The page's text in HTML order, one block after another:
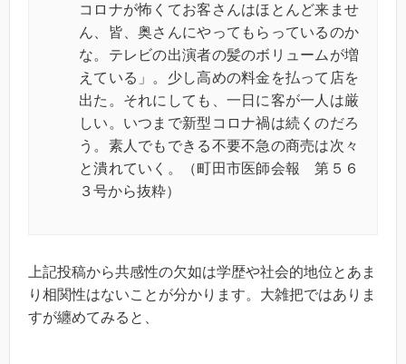
コロナが怖くてお客さんはほとんど来ませ
ん、皆、奥さんにやってもらっているのか
な。テレビの出演者の髪のボリュームが増
えている」。少し高めの料金を払って店を
出た。それにしても、一日に客が一人は厳
しい。いつまで新型コロナ禍は続くのだろ
う。素人でもできる不要不急の商売は次々
と潰れていく。（町田市医師会報 第５６
３号から抜粋）
上記投稿から共感性の欠如は学歴や社会的地位とあま
り相関性はないことが分かります。大雑把ではありま
すが纏めてみると、